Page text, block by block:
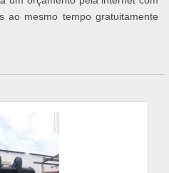
ao mesmo tempo gratuitamente